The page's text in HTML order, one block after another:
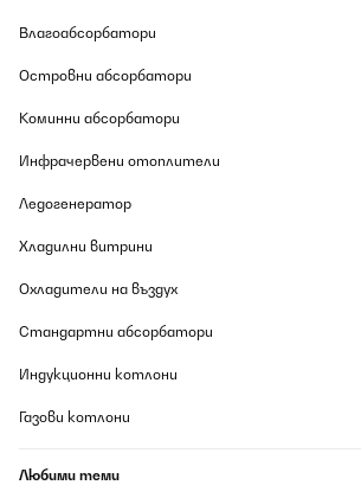
Влагоабсорбатори
Островни абсорбатори
Коминни абсорбатори
Инфрачервени отоплители
Ледогенератор
Хладилни витрини
Охладители на въздух
Стандартни абсорбатори
Индукционни котлони
Газови котлони
Любими теми